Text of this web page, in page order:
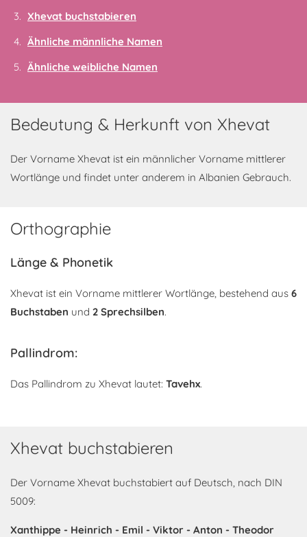
Xhevat buchstabieren
Ähnliche männliche Namen
Ähnliche weibliche Namen
Bedeutung & Herkunft von Xhevat
Der Vorname Xhevat ist ein männlicher Vorname mittlerer
Wortlänge und findet unter anderem in Albanien Gebrauch.
Orthographie
Länge & Phonetik
Xhevat ist ein Vorname mittlerer Wortlänge, bestehend aus 6
Buchstaben und 2 Sprechsilben.
Pallindrom:
Das Pallindrom zu Xhevat lautet: Tavehx.
Xhevat buchstabieren
Der Vorname Xhevat buchstabiert auf Deutsch, nach DIN
5009:
Xanthippe - Heinrich - Emil - Viktor - Anton - Theodor